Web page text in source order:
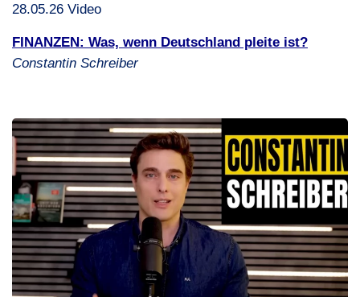
28.05.26 Video
FINANZEN: Was, wenn Deutschland pleite ist?
Constantin Schreiber